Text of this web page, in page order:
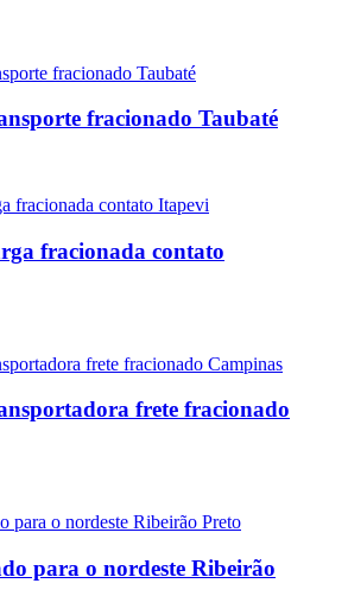
fracionado Taubaté
fracionada contato
frete fracionado
para o nordeste Ribeirão